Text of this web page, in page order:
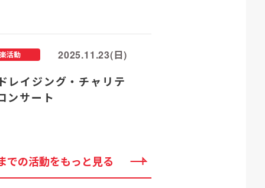
レイジング・チャリテ
ンサート
活動 2025.11.23(日)
での活動をもっと見る